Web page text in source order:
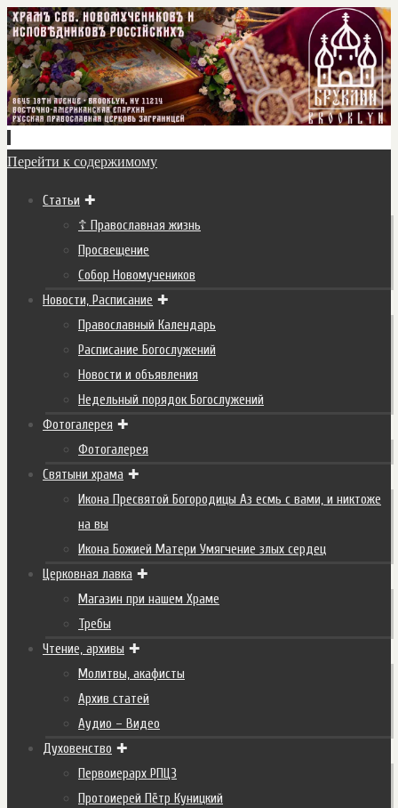
Перейти к содержимому
Статьи
☦ Православная жизнь
Просвещение
Собор Новомучеников
Новости, Расписание
Православный Календарь
Расписание Богослужений
Новости и объявления
Недельный порядок Богослужений
Фотогалерея
Фотогалерея
Святыни храма
Икона Пресвятой Богородицы Аз есмь с вами, и никтоже
на вы
Икона Божией Матери Умягчение злых сердец
Церковная лавка
Магазин при нашем Храме
Требы
Чтение, архивы
Молитвы, акафисты
Архив статей
Аудио – Видео
Духовенство
Первоиерарх РПЦЗ
Протоиерей Пётр Куницкий